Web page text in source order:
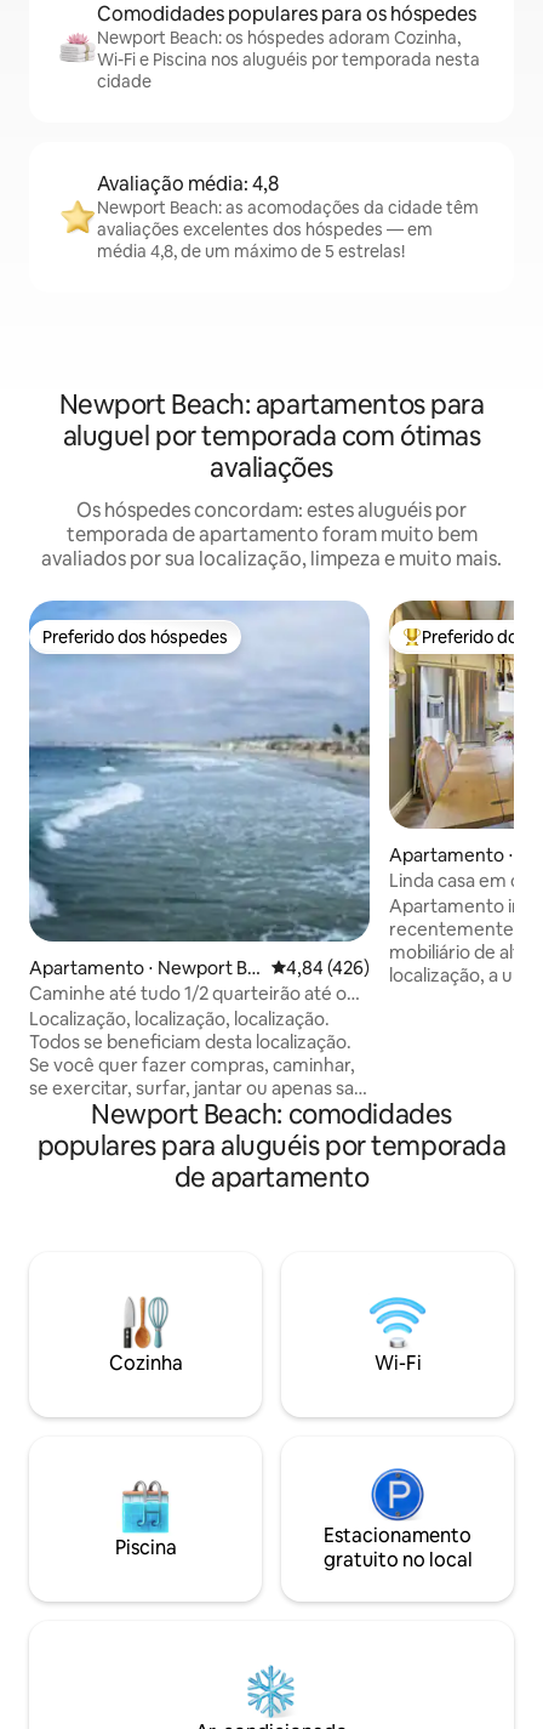
Comodidades populares para os hóspedes
Newport Beach: os hóspedes adoram Cozinha,
Wi-Fi e Piscina nos aluguéis por temporada nesta
cidade
Avaliação média: 4,8
Newport Beach: as acomodações da cidade têm
avaliações excelentes dos hóspedes — em
média 4,8, de um máximo de 5 estrelas!
Newport Beach: apartamentos para
aluguel por temporada com ótimas
avaliações
Os hóspedes concordam: estes aluguéis por
temporada de apartamento foram muito bem
avaliados por sua localização, limpeza e muito mais.
Preferido dos hóspedes
Preferido dos hóspedes
Apartamento ⋅ Newport Be
ach
4,84 de uma avaliação média de
4,84 (426)
Caminhe até tudo 1/2 quarteirão até o
oceano AC e estacionamento
Localização, localização, localização.
Todos se beneficiam desta localização.
Se você quer fazer compras, caminhar,
se exercitar, surfar, jantar ou apenas sair,
todos estão felizes. Unidade de 2
quartos e 1 banheiro atualizada e
mobiliada com bom gosto, com ar
condicionado, carregador de veículos
brinquedos de praia, tábuas de boogie e
refrigeradores disponíveis para seu uso.
Quatro bicicletas equipadas com cestas
e fechaduras. Traga sua roupa de banho!
Entre os
Preferido dos
Apartamento ⋅
Mar
Linda casa em
perto da praia
Apartamento
recentemente
mobiliário de alta
localização, a
quarto no andar
privativas
estimação bem-
Temporária (TOT).
Newport Beach: comodidades
populares para aluguéis por temporada
de apartamento
Cozinha Wi-Fi
Piscina
Estacionamento
gratuito no local